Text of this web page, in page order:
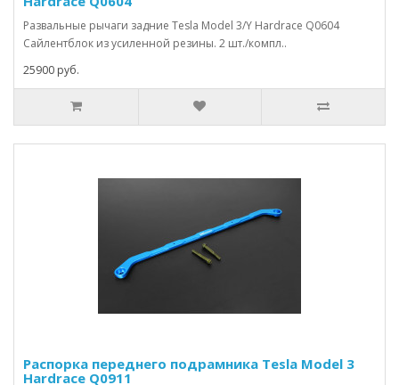
Развальные рычаги задние Tesla Model 3/Y Hardrace Q0604
Сайлентблок из усиленной резины. 2 шт./компл..
25900 руб.
Распорка переднего подрамника Tesla Model 3
Hardrace Q0911